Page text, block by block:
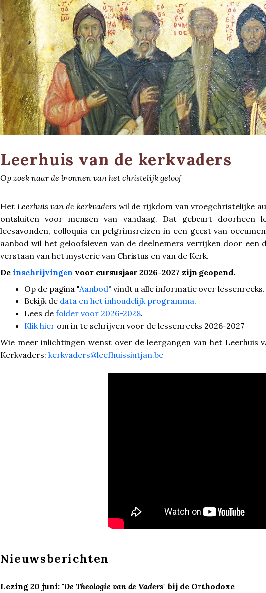
Leerhuis van de kerkvaders
Op zoek naar de bronnen van het christelijk geloof
Het Leerhuis van de kerkvaders wil de rijkdom van vroegchristelijke
ontsluiten voor mensen van vandaag. Dat gebeurt doorheen
leesavonden, colloquia en pelgrimsreizen in een geest van
aanbod wil het geloofsleven van de deelnemers verrijken door een
verstaan van het mysterie van Christus en van de Kerk.
De inschrijvingen voor cursusjaar 2026-2027 zijn geopend.
Op de pagina "Aanbod" vindt u alle informatie over lessenreeks.
Bekijk de data en het inhoudelijk programma.
Lees de folder voor 2026-2028.
Klik hier om in te schrijven voor de lessenreeks 2026-2027
Wie meer inlichtingen wenst over de leergangen van het Leerhuis
Kerkvaders: kerkvaders@leefhuissintjan.be
Nieuwsberichten
Lezing 20 juni: "De Theologie van de Vaders" bij de Orthodoxe